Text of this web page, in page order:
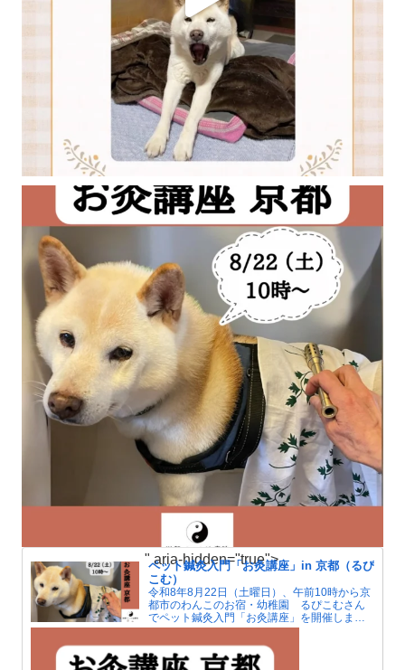
ペット鍼灸入門「お灸講座」in 京都（るぴ
こむ）
令和8年8月22日（土曜日）、午前10時から京
都市のわんこのお宿・幼稚園 るぴこむさん
でペット鍼灸入門「お灸講座」を開催しま
す。夏はエアコンによる冷えで人もペットも
自律神経が傷みがちです。お灸で血行をよく
して冷えを解消しましょう。
" aria-hidden="true">